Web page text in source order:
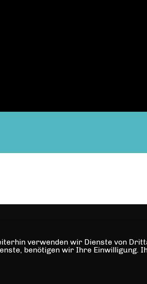
verwenden wir Dienste von
benötigen wir Ihre Einwilligung.